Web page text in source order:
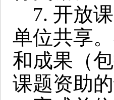
7. 开放
单位共享
和成果（
课题资助